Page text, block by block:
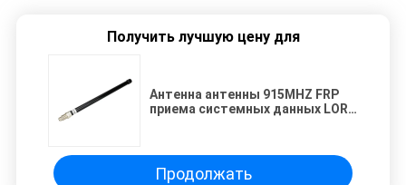
Получить лучшую цену для
Антенна антенны 915MHZ FRP
приема системных данных LORA
Продолжать